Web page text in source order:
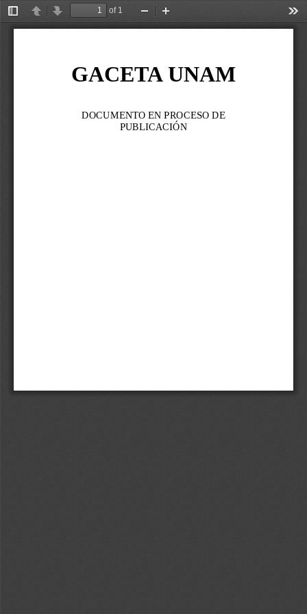
Toggle
Sidebar
PreviousNext
of 1
Zoom
Out
In
GACETA UNAM
DOCUMENTO EN PROCESO DE
PUBLICACIÓN